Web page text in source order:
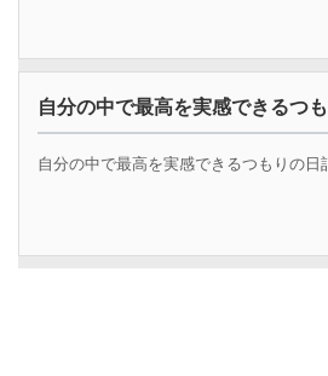
自分の中で最高を実感できるつ
自分の中で最高を実感できるつもりの日